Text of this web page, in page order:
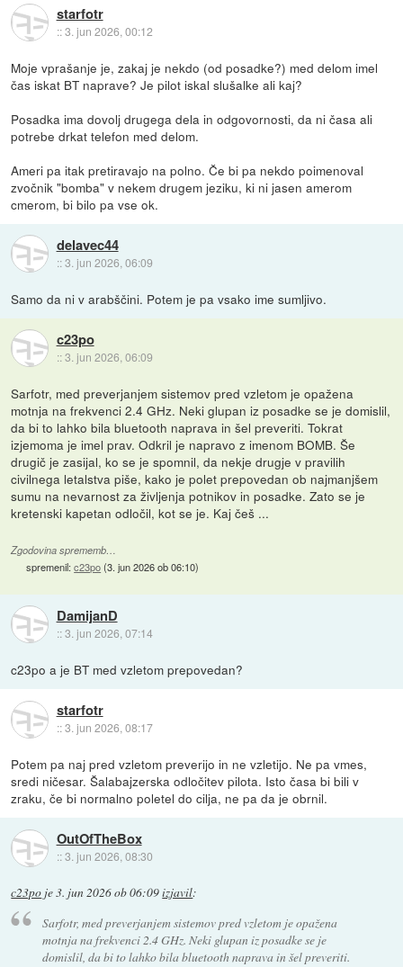
starfotr
::3. jun 2026, 00:12
Moje vprašanje je, zakaj je nekdo (od posadke?) med delom imel
čas iskat BT naprave? Je pilot iskal slušalke ali kaj?
Posadka ima dovolj drugega dela in odgovornosti, da ni časa ali
potrebe drkat telefon med delom.
Ameri pa itak pretiravajo na polno. Če bi pa nekdo poimenoval
zvočnik "bomba" v nekem drugem jeziku, ki ni jasen amerom
cmerom, bi bilo pa vse ok.
delavec44
::3. jun 2026, 06:09
Samo da ni v arabščini. Potem je pa vsako ime sumljivo.
c23po
::3. jun 2026, 06:09
Sarfotr, med preverjanjem sistemov pred vzletom je opažena
motnja na frekvenci 2.4 GHz. Neki glupan iz posadke se je domislil,
da bi to lahko bila bluetooth naprava in šel preveriti. Tokrat
izjemoma je imel prav. Odkril je napravo z imenom BOMB. Še
drugič je zasijal, ko se je spomnil, da nekje drugje v pravilih
civilnega letalstva piše, kako je polet prepovedan ob najmanjšem
sumu na nevarnost za življenja potnikov in posadke. Zato se je
kretenski kapetan odločil, kot se je. Kaj češ ...
Zgodovina sprememb…
spremenil:c23po(3. jun 2026 ob 06:10)
DamijanD
::3. jun 2026, 07:14
c23po a je BT med vzletom prepovedan?
starfotr
::3. jun 2026, 08:17
Potem pa naj pred vzletom preverijo in ne vzletijo. Ne pa vmes,
sredi ničesar. Šalabajzerska odločitev pilota. Isto časa bi bili v
zraku, če bi normalno poletel do cilja, ne pa da je obrnil.
OutOfTheBox
::3. jun 2026, 08:30
c23po je3. jun 2026 ob 06:09izjavil:
Sarfotr, med preverjanjem sistemov pred vzletom je opažena
motnja na frekvenci 2.4 GHz. Neki glupan iz posadke se je
domislil, da bi to lahko bila bluetooth naprava in šel preveriti.